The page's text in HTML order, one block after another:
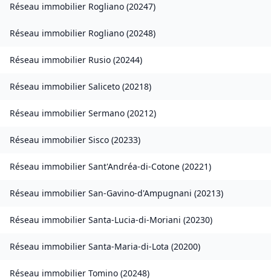
Réseau immobilier Rogliano (20247)
Réseau immobilier Rogliano (20248)
Réseau immobilier Rusio (20244)
Réseau immobilier Saliceto (20218)
Réseau immobilier Sermano (20212)
Réseau immobilier Sisco (20233)
Réseau immobilier Sant'Andréa-di-Cotone (20221)
Réseau immobilier San-Gavino-d'Ampugnani (20213)
Réseau immobilier Santa-Lucia-di-Moriani (20230)
Réseau immobilier Santa-Maria-di-Lota (20200)
Réseau immobilier Tomino (20248)